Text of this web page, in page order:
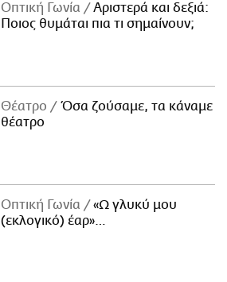
Οπτική Γωνία
Αριστερά και δεξιά:
Ποιος θυμάται πια τι σημαίνουν;
Θέατρο
Όσα ζούσαμε, τα κάναμε
θέατρο
Οπτική Γωνία
«Ω γλυκύ μου
(εκλογικό) έαρ»…